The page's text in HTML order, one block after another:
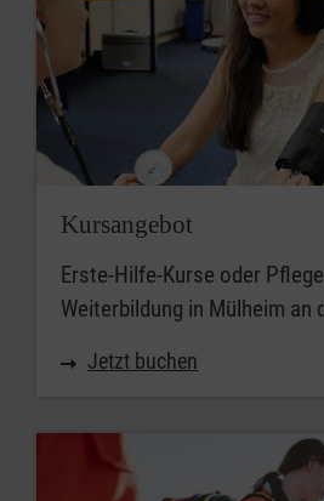
Kursangebot
Erste-Hilfe-Kurse oder
Weiterbildung in Mülheim an
Jetzt buchen